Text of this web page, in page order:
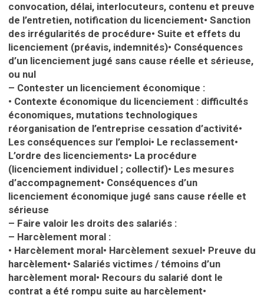
convocation, délai, interlocuteurs, contenu et preuve
de l’entretien, notification du licenciement• Sanction
des irrégularités de procédure• Suite et effets du
licenciement (préavis, indemnités)• Conséquences
d’un licenciement jugé sans cause réelle et sérieuse,
ou nul
– Contester un licenciement économique :
• Contexte économique du licenciement : difficultés
économiques, mutations technologiques
réorganisation de l’entreprise cessation d’activité•
Les conséquences sur l’emploi• Le reclassement•
L’ordre des licenciements• La procédure
(licenciement individuel ; collectif)• Les mesures
d’accompagnement• Conséquences d’un
licenciement économique jugé sans cause réelle et
sérieuse
– Faire valoir les droits des salariés :
– Harcèlement moral :
• Harcèlement moral• Harcèlement sexuel• Preuve du
harcèlement• Salariés victimes / témoins d’un
harcèlement moral• Recours du salarié dont le
contrat a été rompu suite au harcèlement•